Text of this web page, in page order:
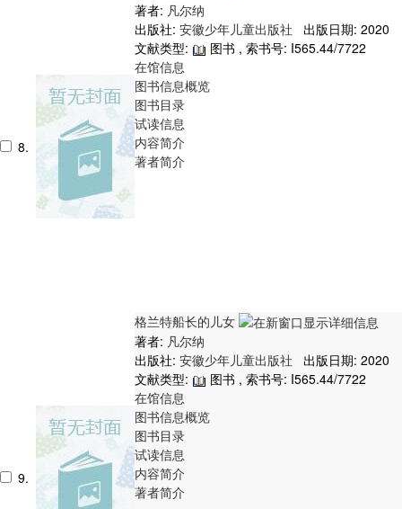
8.
著者: 凡尔纳
出版社: 安徽少年儿童出版社
出版日期: 2020
文献类型:
图书 , 索书号: I565.44/7722
在馆信息
图书信息概览
图书目录
试读信息
内容简介
著者简介
9.
格兰特船长的儿女
著者: 凡尔纳
出版社: 安徽少年儿童出版社
出版日期: 2020
文献类型:
图书 , 索书号: I565.44/7722
在馆信息
图书信息概览
图书目录
试读信息
内容简介
著者简介